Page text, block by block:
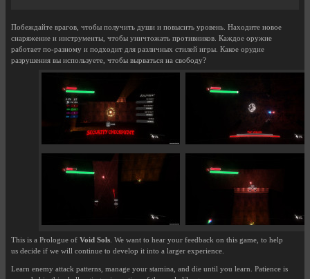
Побеждайте врагов, чтобы получить души и повысить уровень. Находите новое
снаряжение и инструменты, чтобы уничтожать противников. Каждое оружие
работает по-разному и подходит для различных стилей игры. Какое орудие
разрушения вы используете, чтобы вырваться на свободу?
This is a Prologue of Void Sols . We want to hear your feedback on this game, to help
us decide if we will continue to develop it into a larger experience.
Learn enemy attack patterns, manage your stamina, and die until you learn. Patience is